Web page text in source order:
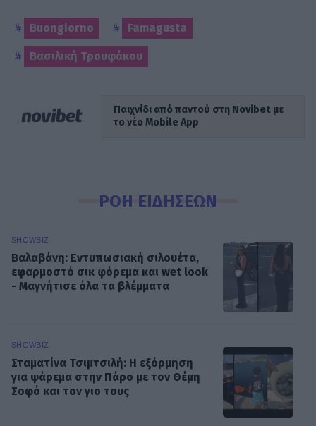
Buongiorno Famagusta
Βασιλική Τρουφάκου
Παιχνίδι από παντού στη Novibet με
το νέο Mobile App
ΡΟΗ ΕΙΔΗΣΕΩΝ
SHOWBIZ
Βαλαβάνη: Εντυπωσιακή σιλουέτα,
εφαρμοστό σικ φόρεμα και wet look
- Μαγνήτισε όλα τα βλέμματα
SHOWBIZ
Σταματίνα Τσιμτσιλή: Η εξόρμηση
για ψάρεμα στην Πάρο με τον Θέμη
Σοφό και τον γιο τους